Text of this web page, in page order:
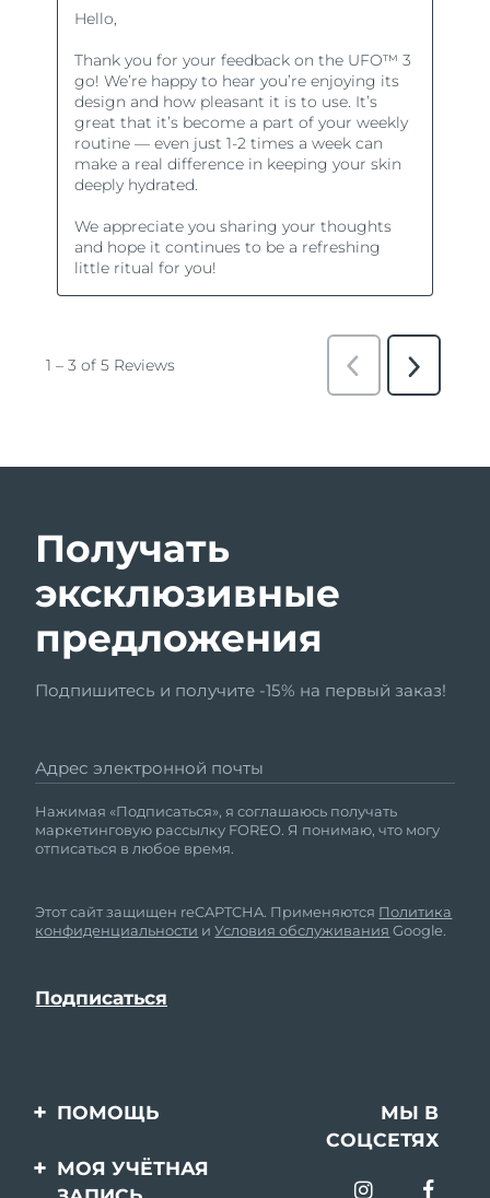
Получать
эксклюзивные
предложения
Подпишитесь и получите -15% на первый заказ!
Адрес электронной почты
Нажимая «Подписаться», я соглашаюсь получать
маркетинговую рассылку FOREO. Я понимаю, что могу
отписаться в любое время.
Этот сайт защищен reCAPTCHA. Применяются Политика
конфиденциальности иУсловия обслуживания Google.
ПОМОЩЬ
Свяжитесь с нами
МЫ В
СОЦСЕТЯХ
МОЯ УЧЁТНАЯ